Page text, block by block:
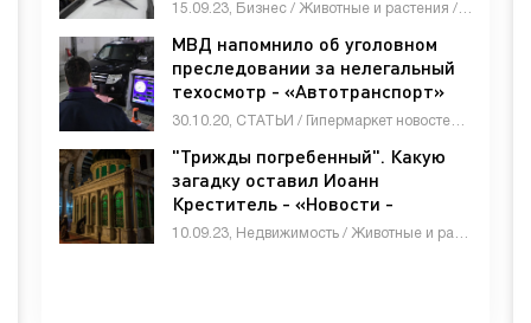
МВД напомнило об уголовном
преследовании за нелегальный
техосмотр - «Автотранспорт»
"Трижды погребенный". Какую
загадку оставил Иоанн
Креститель - «Новости -
строительства»